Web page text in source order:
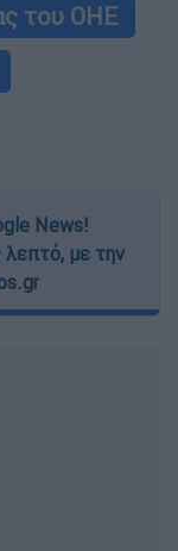
του ΟΗΕ
News!
λεπτό, με την